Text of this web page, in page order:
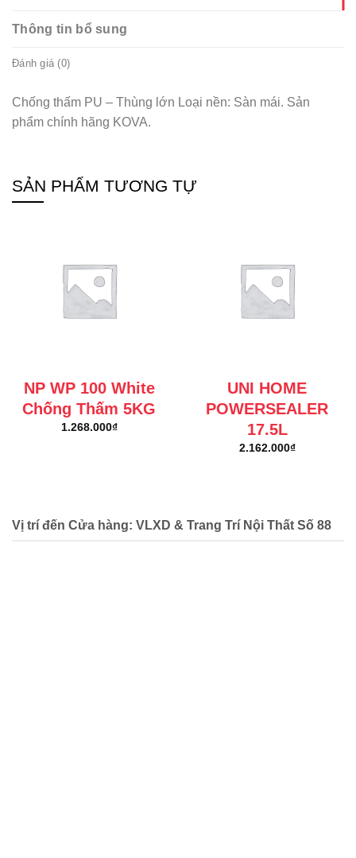
Thông tin bổ sung
Đánh giá (0)
Chống thấm PU – Thùng lớn Loại nền: Sàn mái. Sản
phẩm chính hãng KOVA.
SẢN PHẨM TƯƠNG TỰ
NP WP 100 White
Chống Thấm 5KG
1.268.000₫
UNI HOME
POWERSEALER
17.5L
2.162.000₫
Vị trí đến Cửa hàng: VLXD & Trang Trí Nội Thất Số 88